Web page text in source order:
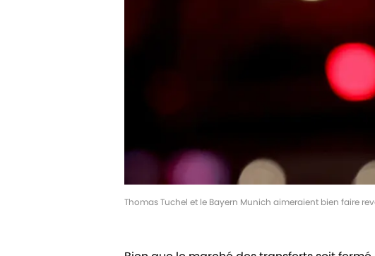
Thomas Tuchel et le Bayern Munich aimeraient bien faire